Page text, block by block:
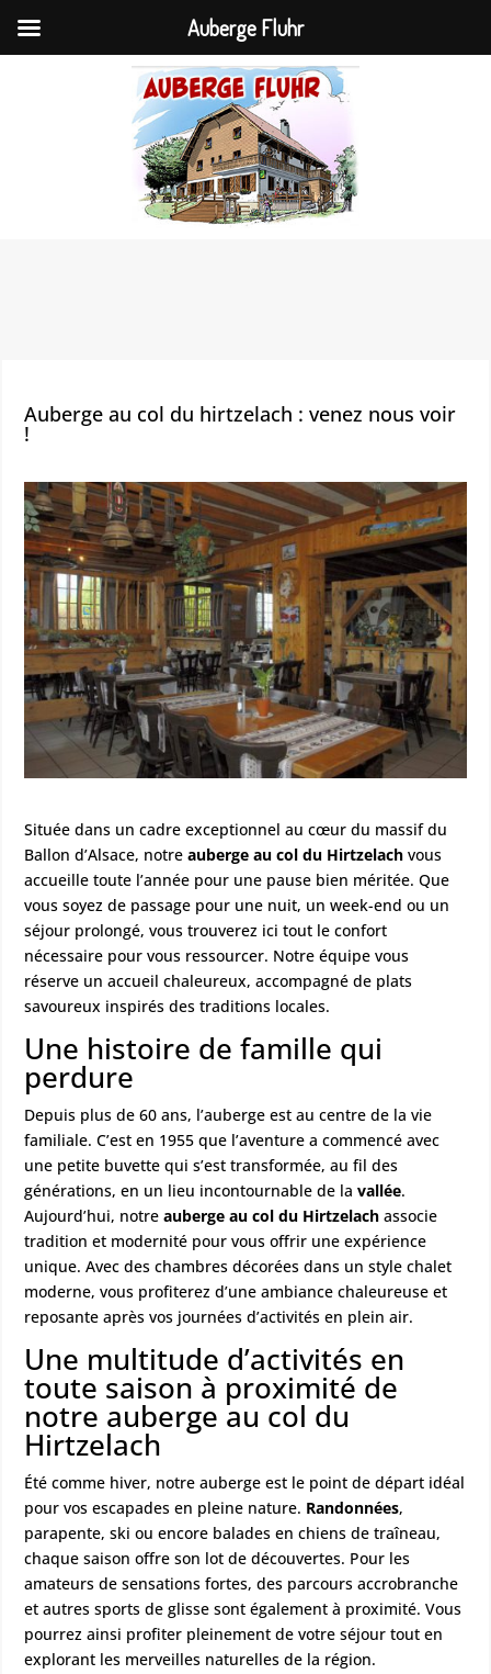
Auberge au col du hirtzelach : venez nous voir
!
Située dans un cadre exceptionnel au cœur du massif du
Ballon d’Alsace, notreauberge au col du Hirtzelach vous
accueille toute l’année pour une pause bien méritée. Que
vous soyez de passage pour une nuit, un week-end ou un
séjour prolongé, vous trouverez ici tout le confort
nécessaire pour vous ressourcer. Notre équipe vous
réserve un accueil chaleureux, accompagné de plats
savoureux inspirés des traditions locales.
Une histoire de famille qui
perdure
Depuis plus de 60 ans, l’auberge est au centre de la vie
familiale. C’est en 1955 que l’aventure a commencé avec
une petite buvette qui s’est transformée, au fil des
générations, en un lieu incontournable de lavallée.
Aujourd’hui, notreauberge au col du Hirtzelach associe
tradition et modernité pour vous offrir une expérience
unique. Avec des chambres décorées dans un style chalet
moderne, vous profiterez d’une ambiance chaleureuse et
reposante après vos journées d’activités en plein air.
Une multitude d’activités en
toute saison à proximité de
notre auberge au col du
Hirtzelach
Été comme hiver, notre auberge est le point de départ idéal
pour vos escapades en pleine nature. Randonnées,
parapente, ski ou encore balades en chiens de traîneau,
chaque saison offre son lot de découvertes. Pour les
amateurs de sensations fortes, des parcours accrobranche
et autres sports de glisse sont également à proximité. Vous
pourrez ainsi profiter pleinement de votre séjour tout en
explorant les merveilles naturelles de la région.
Auberge Fluhr